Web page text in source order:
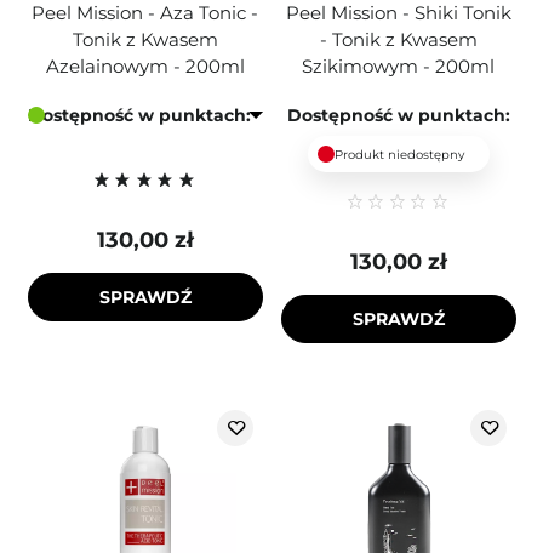
Peel Mission - Aza Tonic -
Tonik z Kwasem
Azelainowym - 200ml
Dostępność w punktach:
130,00 zł
SPRAWDŹ
Peel Mission - Shiki Tonik
- Tonik z Kwasem
Szikimowym - 200ml
Dostępność w punktach:
Produkt niedostępny
130,00 zł
SPRAWDŹ